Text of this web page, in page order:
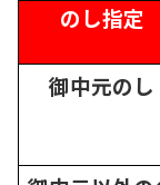
のし指定
御中元のし